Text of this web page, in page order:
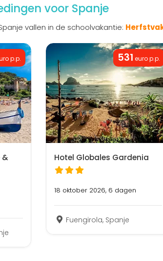
voor Spanje
vallen in de schoolvakantie:
p.p.
&
531 euro p.p.
Hotel Globales Gardenia
18 oktober 2026, 6 dagen
Fuengirola, Spanje